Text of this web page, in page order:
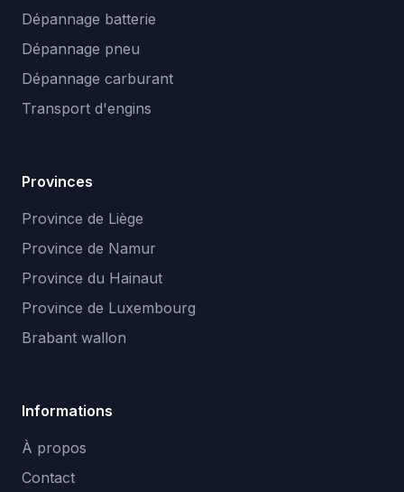
Dépannage batterie
Dépannage pneu
Dépannage carburant
Transport d'engins
Provinces
Province de Liège
Province de Namur
Province du Hainaut
Province de Luxembourg
Brabant wallon
Informations
À propos
Contact